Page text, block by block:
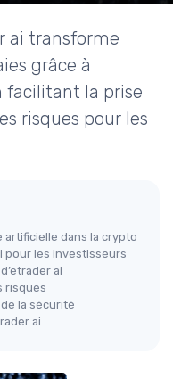
ai transforme
grâce à
facilitant la prise
risques pour les
artificielle dans la crypto
pour les investisseurs
ai
risques
la sécurité
ai